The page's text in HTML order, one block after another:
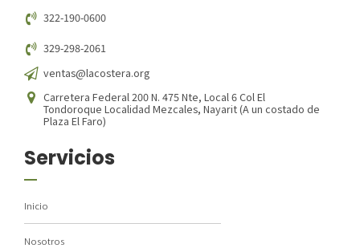
322-190-0600
329-298-2061
ventas@lacostera.org
Carretera Federal 200 N. 475 Nte, Local 6 Col El
Tondoroque Localidad Mezcales, Nayarit (A un costado de
Plaza El Faro)
Servicios
Inicio
Nosotros